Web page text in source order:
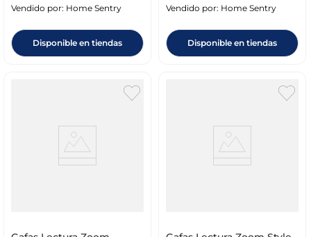
Vendido por: Home Sentry
Disponible en tiendas
Vendido por: Home Sentry
Disponible en tiendas